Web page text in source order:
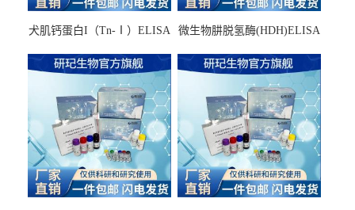
犬肌钙蛋白I（Tn-Ⅰ）ELISA
微生物肼脱氢酶(HDH)ELISA